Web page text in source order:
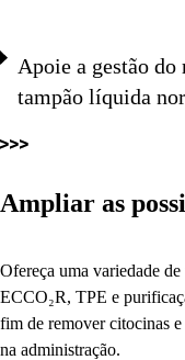
Apoie a gestão do
tampão líquida
Ampliar as
Ofereça uma variedade de
ECCO₂R, TPE e
fim de remover citocinas
na administração.